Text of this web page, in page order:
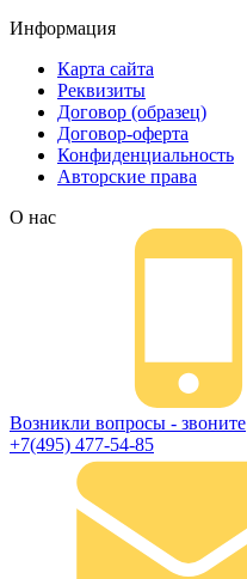
Информация
Карта сайта
Реквизиты
Договор (образец)
Договор-оферта
Конфиденциальность
Авторские права
О нас
Возникли вопросы - звоните
+7(495) 477-54-85